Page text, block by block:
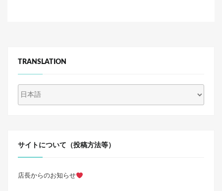
TRANSLATION
サイトについて（投稿方法等）
店長からのお知らせ